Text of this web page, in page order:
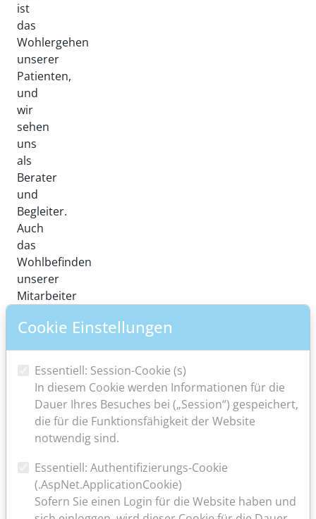
ist
das
Wohlergehen
unserer
Patienten,
und
wir
sehen
uns
als
Berater
und
Begleiter.
Auch
das
Wohlbefinden
unserer
Mitarbeiter
uns
am
Herzen.
Respekt,
Vertrauen
offene
Kommunikation
prägen
unsere
Zusammenarbeit.
Cookie Einstellungen
Essentiell: Session-Cookie (s)
In diesem Cookie werden Informationen für die
Dauer Ihres Besuches bei („Session“) gespeichert,
die für die Funktionsfähigkeit der Website
notwendig sind.
Essentiell: Authentifizierungs-Cookie
(.AspNet.ApplicationCookie)
Sofern Sie einen Login für die Website haben und